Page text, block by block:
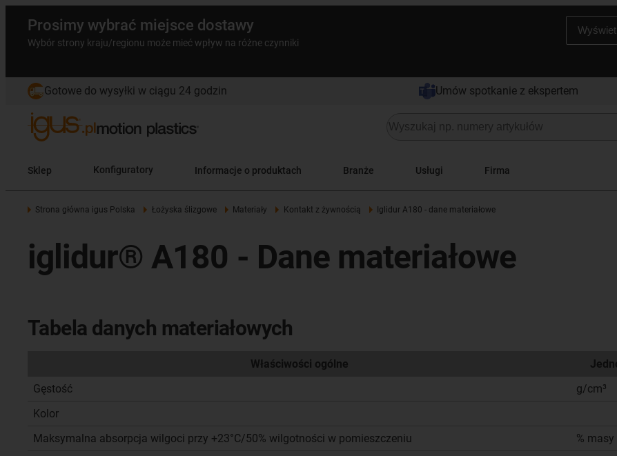
Prosimy wybrać miejsce dostawy
Wybór strony kraju/regionu może mieć wpływ na różne czynniki
Gotowe do wysyłki w ciągu 24 godzin Umów spotkanie z ekspertem
Sklep Konfiguratory Informacje o produktach Branże Usługi Firma
Strona główna igus Polska Łożyska ślizgowe Materiały Kontakt z żywnością Iglidur A180 - dane materiałowe
iglidur® A180 - Dane materiałowe
Tabela danych materiałowych
Właściwości ogólne
Gęstość
g/cm³
Kolor
Maksymalna absorpcja wilgoci przy +23°C/50% wilgotności w pomieszczeniu
% masy